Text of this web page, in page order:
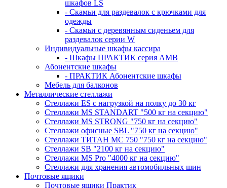
шкафов LS
- Скамьи для раздевалок с крючками для
одежды
- Скамьи с деревянным сиденьем для
раздевалок серии W
Индивидуальные шкафы кассира
- Шкафы ПРАКТИК серия AMB
Абонентские шкафы
- ПРАКТИК Абонентские шкафы
Мебель для балконов
Металлические стеллажи
Стеллажи ES с нагрузкой на полку до 30 кг
Стеллажи MS STANDART "500 кг на секцию"
Стеллажи MS STRONG "750 кг на секцию"
Стеллажи офисные SBL "750 кг на секцию"
Стеллажи ТИТАН МС 750 "750 кг на секцию"
Стеллажи SB "2100 кг на секцию"
Стеллажи MS Pro "4000 кг на секцию"
Стеллажи для хранения автомобильных шин
Почтовые ящики
Почтовые ящики Практик